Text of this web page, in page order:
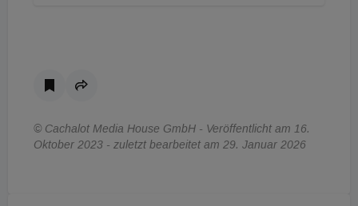
© Cachalot Media House GmbH - Veröffentlicht am 16.
Oktober 2023 - zuletzt bearbeitet am 29. Januar 2026